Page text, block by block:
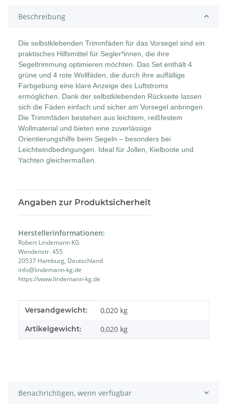
Beschreibung
Die selbstklebenden Trimmfäden für das Vorsegel sind ein
praktisches Hilfsmittel für Segler*innen, die ihre
Segeltrimmung optimieren möchten. Das Set enthält 4
grüne und 4 rote Wollfäden, die durch ihre auffällige
Farbgebung eine klare Anzeige des Luftstroms
ermöglichen. Dank der selbstklebenden Rückseite lassen
sich die Fäden einfach und sicher am Vorsegel anbringen.
Die Trimmfäden bestehen aus leichtem, reißfestem
Wollmaterial und bieten eine zuverlässige
Orientierungshilfe beim Segeln – besonders bei
Leichtwindbedingungen. Ideal für Jollen, Kielboote und
Yachten gleichermaßen.
Angaben zur Produktsicherheit
Herstellerinformationen:
Robert Lindemann KG
Wendenstr. 455
20537 Hamburg, Deutschland
info@lindemann-kg.de
https://www.lindemann-kg.de
Produkteigenschaft
Wert
Versandgewicht: 0,020 kg
Artikelgewicht: 0,020 kg
Benachrichtigen, wenn verfügbar